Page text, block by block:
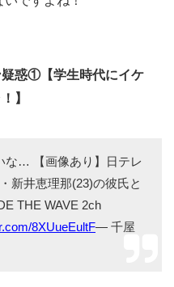
疑惑①【学生時代にイケ
】
な… 【画像あり】日テレ
新井恵理那(23)の彼氏と
THE WAVE 2ch
8XUueEultF— 千屋